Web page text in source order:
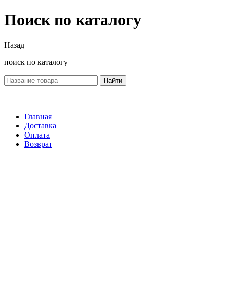
Поиск по каталогу
Назад
поиск по каталогу
Найти
Главная
Доставка
Оплата
Возврат